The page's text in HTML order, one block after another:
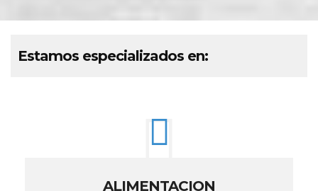
Estamos especializados en:
ALIMENTACION